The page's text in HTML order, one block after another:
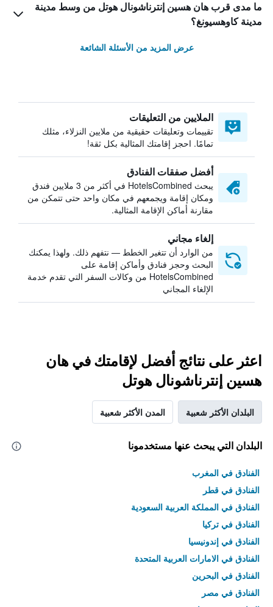
ما مدى قرب هان هسين إنترناشونال هوتل من وسط مدينة
مدينة كاوهسيونغ؟
عرض المزيد من الأسئلة الشائعة
الملايين من التعليقات
تقييمات وتعليقات حقيقية من ملايين النزلاء، مثلك
تمامًا. احجز إقامتك المثالية بكل ثقة!
أفضل صفقات الفنادق
يبحث HotelsCombined في أكثر من 3 ملايين فندق
ومكان إقامة ويجمعهم في مكان واحد حتى تتمكن من
مقارنة أماكن الإقامة المثالية.
إلغاء مجاني
من الوارد أن تتغير الخطط — نتفهم ذلك. ولهذا يمكنك
البحث وحجز فنادق وأماكن إقامة على
HotelsCombined من وكالات السفر التي تقدم خدمة
الإلغاء المجاني
اعثر على نتائج أفضل لإقامتك في هان
هسين إنترناشونال هوتل
البلدان الأكثر شعبية المدن الأكثر شعبية
البلدان التي يبحث عنها مستخدمونا
الفنادق في المغرب
الفنادق في قطر
الفنادق في المملكة العربية السعودية
الفنادق في تركيا
الفنادق في إندونيسيا
الفنادق في الامارات العربية المتحدة
الفنادق في البحرين
الفنادق في مصر